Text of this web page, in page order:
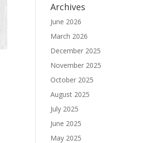
Archives
June 2026
March 2026
December 2025
November 2025
October 2025
August 2025
July 2025
June 2025
May 2025